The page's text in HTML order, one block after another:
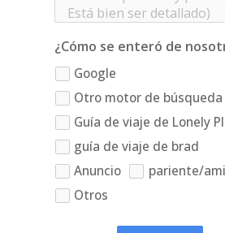
¿Cómo se enteró de
Google
Otro motor de búsqueda
Guía de viaje de Lonely
guía de viaje de brad
Anuncio
pariente/
Otros